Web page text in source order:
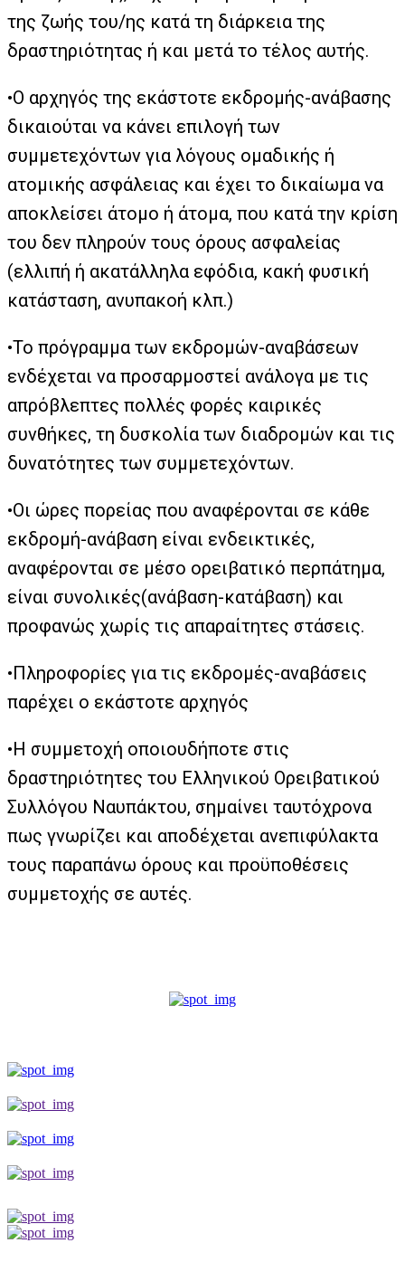
της ζωής του/ης κατά τη διάρκεια της
δραστηριότητας ή και μετά το τέλος αυτής.
•Ο αρχηγός της εκάστοτε εκδρομής-ανάβασης
δικαιούται να κάνει επιλογή των
συμμετεχόντων για λόγους ομαδικής ή
ατομικής ασφάλειας και έχει το δικαίωμα να
αποκλείσει άτομο ή άτομα, που κατά την κρίση
του δεν πληρούν τους όρους ασφαλείας
(ελλιπή ή ακατάλληλα εφόδια, κακή φυσική
κατάσταση, ανυπακοή κλπ.)
•Το πρόγραμμα των εκδρομών-αναβάσεων
ενδέχεται να προσαρμοστεί ανάλογα με τις
απρόβλεπτες πολλές φορές καιρικές
συνθήκες, τη δυσκολία των διαδρομών και τις
δυνατότητες των συμμετεχόντων.
•Οι ώρες πορείας που αναφέρονται σε κάθε
εκδρομή-ανάβαση είναι ενδεικτικές,
αναφέρονται σε μέσο ορειβατικό περπάτημα,
είναι συνολικές(ανάβαση-κατάβαση) και
προφανώς χωρίς τις απαραίτητες στάσεις.
•Πληροφορίες για τις εκδρομές-αναβάσεις
παρέχει ο εκάστοτε αρχηγός
•Η συμμετοχή οποιουδήποτε στις
δραστηριότητες του Ελληνικού Ορειβατικού
Συλλόγου Ναυπάκτου, σημαίνει ταυτόχρονα
πως γνωρίζει και αποδέχεται ανεπιφύλακτα
τους παραπάνω όρους και προϋποθέσεις
συμμετοχής σε αυτές.